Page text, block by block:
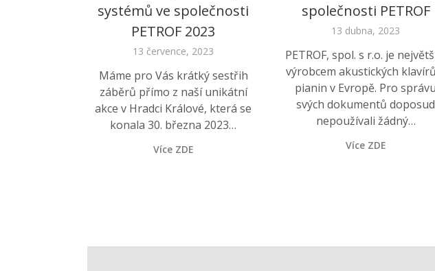
systémů ve společnosti
PETROF 2023
13 července, 2023
Máme pro Vás krátký sestřih
záběrů přímo z naší unikátní
akce v Hradci Králové, která se
konala 30. března 2023…
Více ZDE
společnosti PETROF
13 dubna, 2023
PETROF, spol. s r.o. je
výrobcem akustických
pianin v Evropě. Pro správu
svých dokumentů doposud
nepoužívali žádný…
Více ZDE